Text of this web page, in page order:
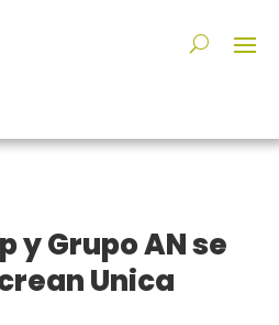
y Grupo AN se
Unica